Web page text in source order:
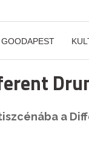
GOODAPEST
a